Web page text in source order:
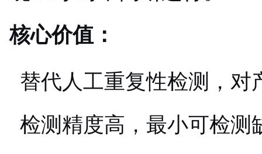
核心价值：
替代人工重复性检测，对
检测精度高，最小可检测